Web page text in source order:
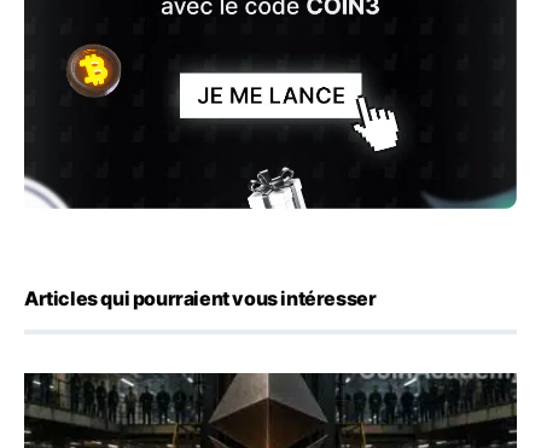
Articles qui pourraient vous intéresser
ETH : Ethereum veut brûler les récompenses des